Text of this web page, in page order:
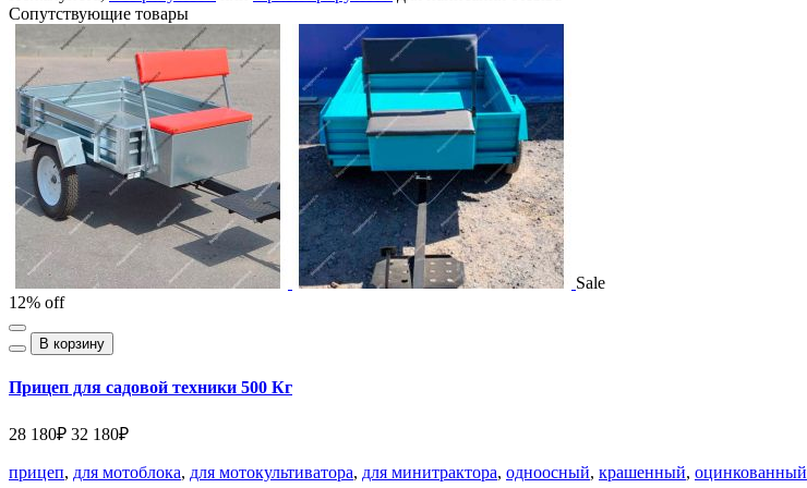
Сопутствующие товары
Sale
12% off
В корзину
Прицеп для садовой техники 500 Кг
28 180₽ 32 180₽
прицеп, для мотоблока, для мотокультиватора, для минитрактора, одноосный, крашенный, оцинкованный